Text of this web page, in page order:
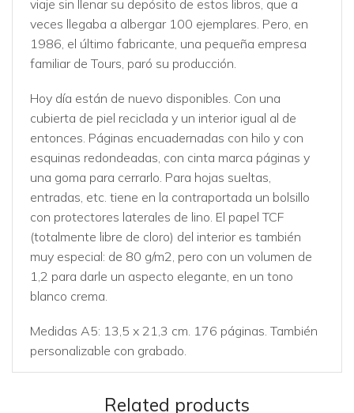
viaje sin llenar su depósito de estos libros, que a
veces llegaba a albergar 100 ejemplares. Pero, en
1986, el último fabricante, una pequeña empresa
familiar de Tours, paró su producción.
Hoy día están de nuevo disponibles. Con una
cubierta de piel reciclada y un interior igual al de
entonces. Páginas encuadernadas con hilo y con
esquinas redondeadas, con cinta marca páginas y
una goma para cerrarlo. Para hojas sueltas,
entradas, etc. tiene en la contraportada un bolsillo
con protectores laterales de lino. El papel TCF
(totalmente libre de cloro) del interior es también
muy especial: de 80 g/m2, pero con un volumen de
1,2 para darle un aspecto elegante, en un tono
blanco crema.
Medidas A5: 13,5 x 21,3 cm. 176 páginas. También
personalizable con grabado.
Related products